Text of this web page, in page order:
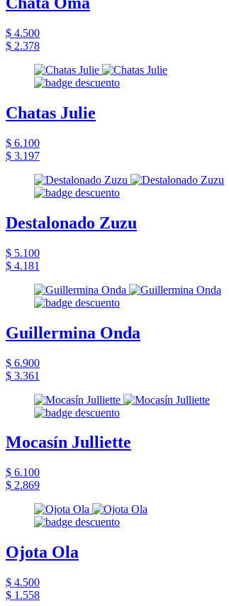
$ 4.500
$ 2.378
Chatas Julie
$ 6.100
$ 3.197
Destalonado Zuzu
$ 5.100
$ 4.181
Guillermina Onda
$ 6.900
$ 3.361
Mocasín Julliette
$ 6.100
$ 2.869
Ojota Ola
$ 4.500
$ 1.558